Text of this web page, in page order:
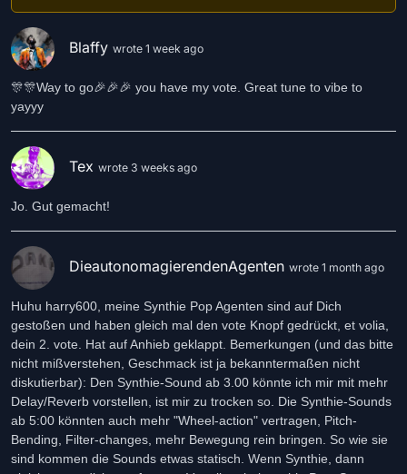
Blaffy wrote 1 week ago
🎊🎊Way to go🎉🎉🎉 you have my vote. Great tune to vibe to
yayyy
Tex wrote 3 weeks ago
Jo. Gut gemacht!
DieautonomagierendenAgenten wrote 1 month ago
Huhu harry600, meine Synthie Pop Agenten sind auf Dich
gestoßen und haben gleich mal den vote Knopf gedrückt, et volia,
dein 2. vote. Hat auf Anhieb geklappt. Bemerkungen (und das bitte
nicht mißverstehen, Geschmack ist ja bekanntermaßen nicht
diskutierbar): Den Synthie-Sound ab 3.00 könnte ich mir mit mehr
Delay/Reverb vorstellen, ist mir zu trocken so. Die Synthie-Sounds
ab 5:00 könnten auch mehr "Wheel-action" vertragen, Pitch-
Bending, Filter-changes, mehr Bewegung rein bringen. So wie sie
sind kommen die Sounds etwas statisch. Wenn Synthie, dann